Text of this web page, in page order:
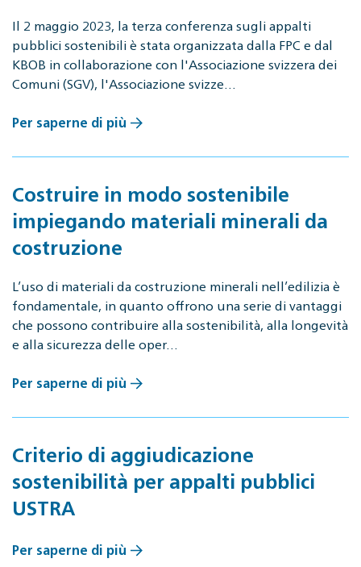
Il 2 maggio 2023, la terza conferenza sugli appalti
pubblici sostenibili è stata organizzata dalla FPC e dal
KBOB in collaborazione con l'Associazione svizzera dei
Comuni (SGV), l'Associazione svizze…
Per saperne di più
Costruire in modo sostenibile
impiegando materiali minerali da
costruzione
L’uso di materiali da costruzione minerali nell’edilizia è
fondamentale, in quanto offrono una serie di vantaggi
che possono contribuire alla sostenibilità, alla longevità
e alla sicurezza delle oper…
Per saperne di più
Criterio di aggiudicazione
sostenibilità per appalti pubblici
USTRA
Per saperne di più